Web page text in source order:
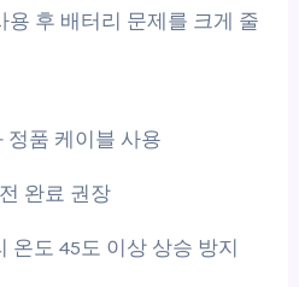
용 후 배터리 문제를 크게 줄
정품 케이블 사용
완료 권장
온도 45도 이상 상승 방지